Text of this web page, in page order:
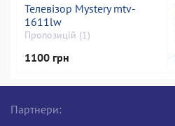
Телевізор Mystery mtv-
1611lw
Пропозицій (1)
1100 грн
Партнери: